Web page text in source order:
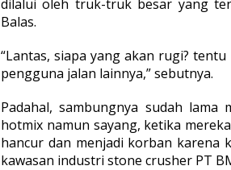
dilalui oleh truk-truk besar yang
Balas.
“Lantas, siapa yang akan rugi?
pengguna jalan lainnya,” sebutnya.
Padahal, sambungnya sudah
hotmix namun sayang, ketika
hancur dan menjadi korban karena
kawasan industri stone crusher PT